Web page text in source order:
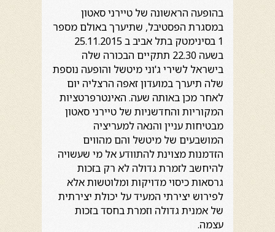
בהופעה הראשונה של טיירני סאטון
במסגרת הפסטיבל, שתיערך באולם מספר
1 בסינימטק בתל אביב ב 25.11.2015
בשעה 22.30 תתקיים הבכורה שלה
בישראל לשירי ג'וני מיטשל והופעה נוספת
שלה תיערך במועדון זאפה הרצליה יום
לאחר מכן באותה שעה. האינטרפרטציות
המקוריות והחדשניות של טיירני סאטון
מבטיחות עניין והנאה למעריציה
המושבעים של מיטשל והם מהווים
הזדמנות מצוינת להתוודע אל מי שעשויה
להיחשב לזמרת גדולה לא רק בזכות
גרסאות כיסוי מדויקות ומלוטשות אלא
לפירוש יצירתי המעיד על יכולת יצירתית
של אמנית גדולה וזמרת בחסד בזכות
עצמה.